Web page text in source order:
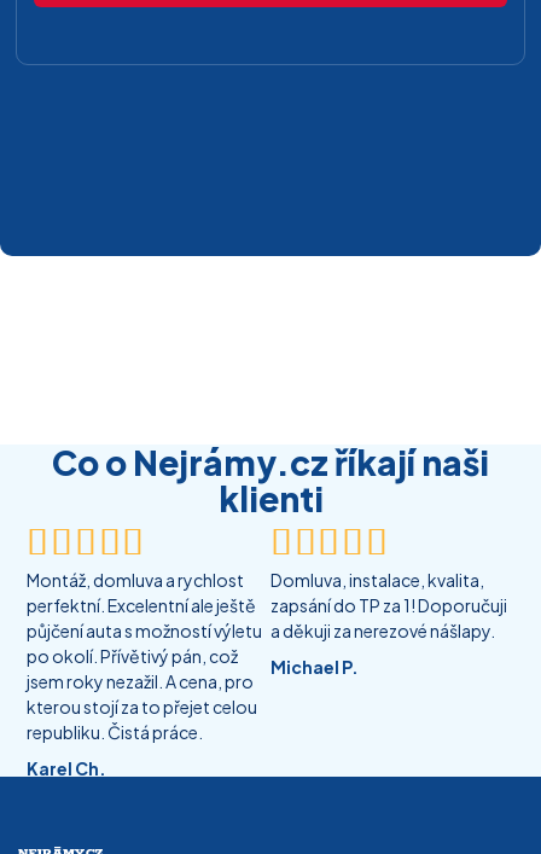
Co o Nejrámy.cz říkají naši
klienti

Montáž, domluva a rychlost
perfektní. Excelentní ale ještě
půjčení auta s možností výletu
po okolí. Přívětivý pán, což
jsem roky nezažil. A cena, pro
kterou stojí za to přejet celou
republiku. Čistá práce.
Karel Ch.

Domluva, instalace, kvalita,
zapsání do TP za 1! Doporučuji
a děkuji za nerezové nášlapy.
Michael P.